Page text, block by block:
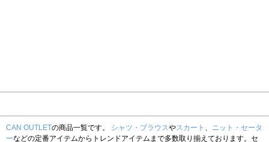
CAN OUTLETの商品一覧です。 シャツ・ブラウスやスカート 、 ニット・セータ
ーなどの定番アイテムからトレンドアイテムまで多数取り揃えております。セ